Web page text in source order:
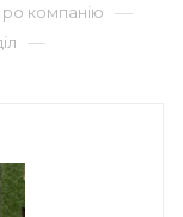
компанію —
—